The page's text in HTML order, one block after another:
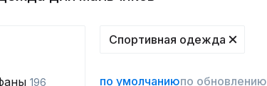
196
Спортивная одежда
по умолчаниюпо обновлению